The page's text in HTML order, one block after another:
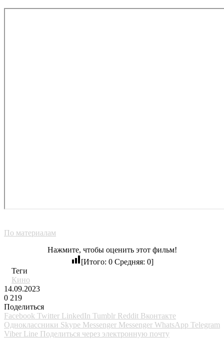
По материалам
Нажмите, чтобы оценить этот фильм!
[Итого: 0Средняя: 0]
Теги
Кино
14.09.2023
0 219
Поделиться
Facebook Twitter LinkedIn Tumblr Reddit Вконтакте
Одноклассники Skype Messenger Messenger WhatsApp Telegram
Viber Line Поделиться через электронную почту